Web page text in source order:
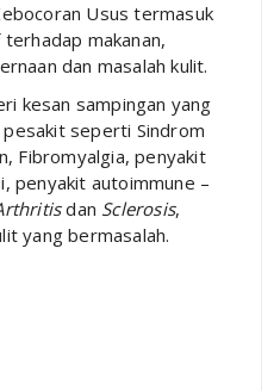
Usus termasuk
makanan,
dan masalah kulit.
kesan sampingan yang
seperti Sindrom
Fibromyalgia, penyakit
penyakit autoimmune –
dan Sclerosis,
yang bermasalah.